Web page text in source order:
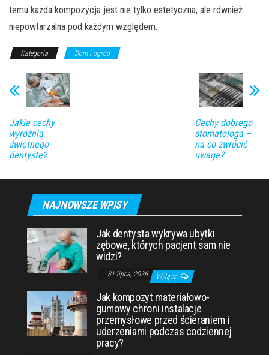
temu każda kompozycja jest nie tylko estetyczna, ale również
niepowtarzalna pod każdym względem.
Kategoria Dom i ogród
Jakie cechy
wyróżnią
świetnego
dentystę?
Cechy dobrego
stomatologa –
na co zwrócić
uwagę?
NAJNOWSZE WPISY
Jak dentysta wykrywa ubytki
zębowe, których pacjent sam nie
widzi?
31 lipca, 2026 Wyłącz
Jak kompozyt materiałowo-
gumowy chroni instalacje
przemysłowe przed ścieraniem i
uderzeniami podczas codziennej
pracy?